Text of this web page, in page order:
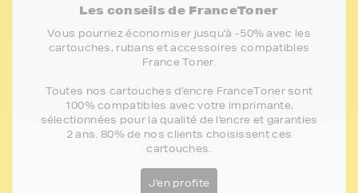
Les conseils de FranceToner
Vous pourriez économiser jusqu'à -50% avec les
cartouches, rubans et accessoires compatibles
France Toner.
Toutes nos cartouches d'encre FranceToner sont
100% compatibles avec votre imprimante,
sélectionnées pour la qualité de l'encre et garanties
2 ans. 80% de nos clients choisissent ces
cartouches.
J'en profite